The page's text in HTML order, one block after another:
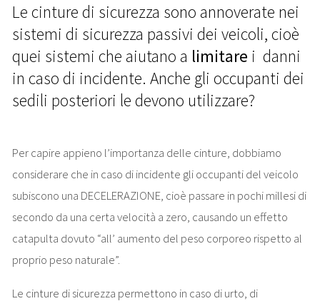
Le cinture di sicurezza sono annoverate nei
sistemi di sicurezza passivi dei veicoli, cioè
quei sistemi che aiutano a limitare i danni
in caso di incidente. Anche gli occupanti dei
sedili posteriori le devono utilizzare?
Per capire appieno l’importanza delle cinture, dobbiamo
considerare che in caso di incidente gli occupanti del veicolo
subiscono una DECELERAZIONE, cioè passare in pochi millesi di
secondo da una certa velocità a zero, causando un effetto
catapulta dovuto “all’ aumento del peso corporeo rispetto al
proprio peso naturale”.
Le cinture di sicurezza permettono in caso di urto, di